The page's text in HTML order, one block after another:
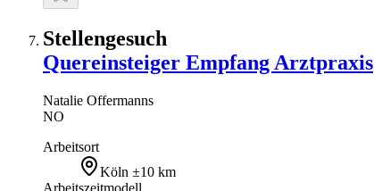
Stellengesuch
Quereinsteiger Empfang Arztpraxis
Natalie Offermanns
NO
Arbeitsort
Köln ±10 km
Arbeitszeitmodell